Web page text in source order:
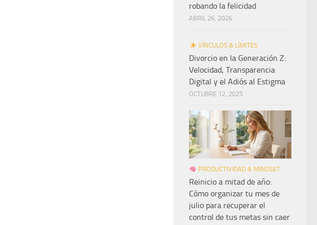
robando la felicidad
ABRIL 26, 2026
VÍNCULOS & LÍMITES
Divorcio en la Generación Z:
Velocidad, Transparencia
Digital y el Adiós al Estigma
OCTUBRE 12, 2025
PRODUCTIVIDAD & MINDSET
Reinicio a mitad de año:
Cómo organizar tu mes de
julio para recuperar el
control de tus metas sin caer